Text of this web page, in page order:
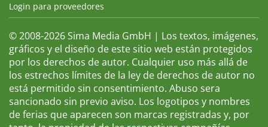
Login para proveedores
© 2008-2026 Sima Media GmbH | Los textos, imágenes,
gráficos y el diseño de este sitio web están protegidos
por los derechos de autor. Cualquier uso más allá de
los estrechos límites de la ley de derechos de autor no
está permitido sin consentimiento. Abuso sera
sancionado sin previo aviso. Los logotipos y nombres
de ferias que aparecen son marcas registradas y, por